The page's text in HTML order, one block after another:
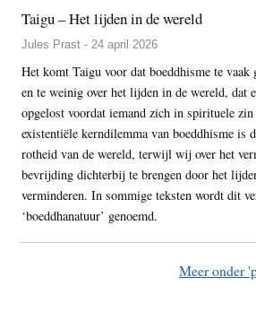
Taigu – Het lijden in de wereld
Jules Prast - 24 april 2026
Het komt Taigu voor dat boeddhisme te vaak
en te weinig over het lijden in de wereld, dat
opgelost voordat iemand zich in spirituele
existentiële kerndilemma van boeddhisme is
rotheid van de wereld, terwijl wij over het
bevrijding dichterbij te brengen door het
verminderen. In sommige teksten wordt dit
‘boeddhanatuur’ genoemd.
Meer onder